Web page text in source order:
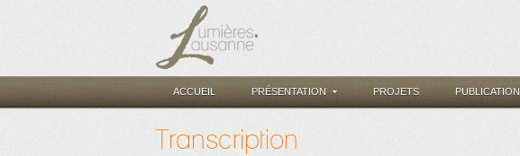
ACCUEIL PRÉSENTATION PROJETS
Transcription